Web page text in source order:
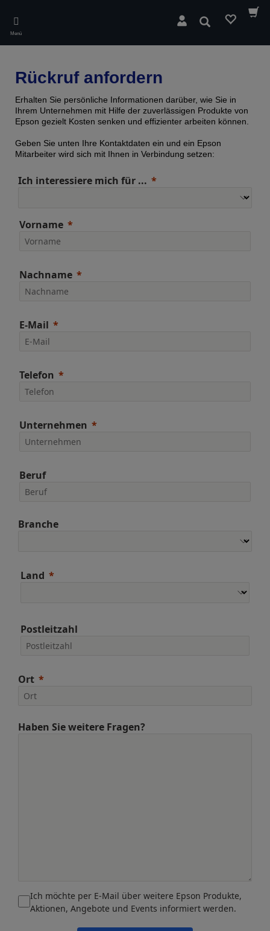
main
content
Menü
Suchen
Rückruf anfordern
Erhalten Sie persönliche Informationen darüber, wie Sie in
Ihrem Unternehmen mit Hilfe der zuverlässigen Produkte von
Epson gezielt Kosten senken und effizienter arbeiten können.
Geben Sie unten Ihre Kontaktdaten ein und ein Epson
Mitarbeiter wird sich mit Ihnen in Verbindung setzen:
Ich interessiere mich für ...
Vorname
Nachname
E-Mail
Telefon
Unternehmen
Beruf
Branche
Land
Postleitzahl
Ort
Haben Sie weitere Fragen?
Ich möchte per E-Mail über weitere Epson Produkte,
Aktionen, Angebote und Events informiert werden.